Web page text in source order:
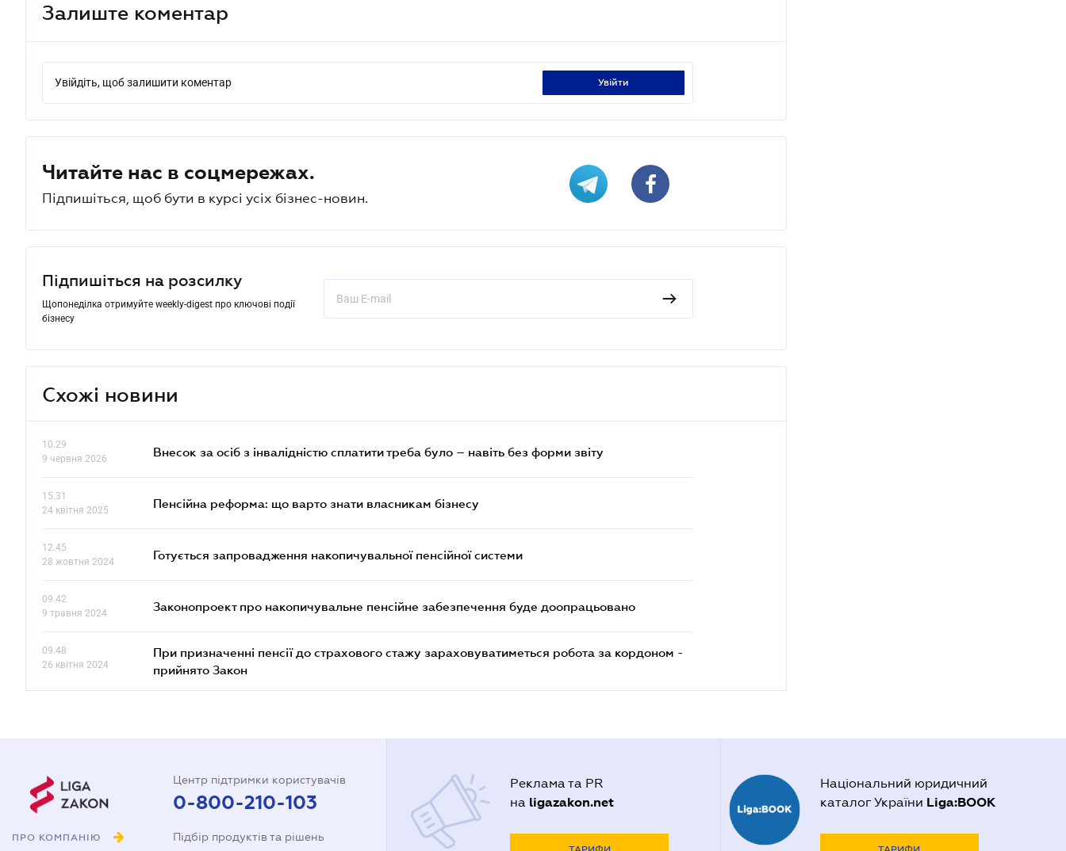
Залиште коментар
Увійдіть, щоб залишити коментар увійти
Читайте нас в соцмережах.
Підпишіться, щоб бути в курсі усіх бізнес-новин.
Підпишіться на розсилку
Щопонеділка отримуйте weekly-digest про ключові події
бізнесу
Схожі новини
10.29
9 червня 2026
Внесок за осіб з інвалідністю сплатити треба було – навіть без форми звіту
15.31
24 квітня 2025
Пенсійна реформа: що варто знати власникам бізнесу
12.45
28 жовтня 2024
Готується запровадження накопичувальної пенсійної системи
09.42
9 травня 2024
Законопроект про накопичувальне пенсійне забезпечення буде доопрацьовано
09.48
26 квітня 2024
При призначенні пенсії до страхового стажу зараховуватиметься робота за кордоном -
прийнято Закон
ПРО КОМПАНІЮ
Центр підтримки користувачів
0-800-210-103
Підбір продуктів та рішень
Реклама та PR
на ligazakon.net
Національний юридичний
каталог України Liga:BOOK